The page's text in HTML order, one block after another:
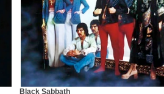
Black Sabbath